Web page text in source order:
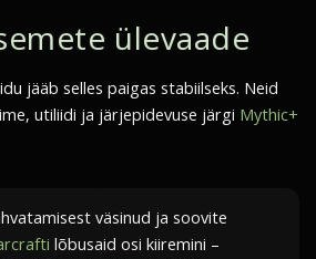
ülevaade
jääb selles paigas stabiilseks. Neid
utiliidi ja järjepidevuse järgi Mythic+
väsinud ja soovite
lõbusaid osi kiiremini –